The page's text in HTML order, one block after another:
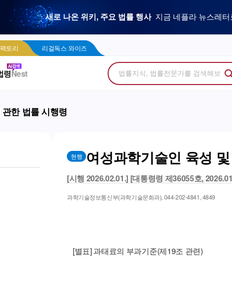
우리 로펌 홈페이지,
콘텐츠 팩토리에서 기고문 1개로 매일
새로 나온 위키, 주요 법률 행사 지금 네플라 뉴스레
LegalDocs
Wise 리걸독스 와이즈프로 사
네플라 광고 문의 법률 소비자에게 지금 당신의
토리 리걸독스 와이즈
령Nest
한 법률 시행령
현행 여성과학기술인 육성
[시행 2026.02.01.] [대통령령 제36055호,
과학기술정보통신부(과학기술문화과), 044-202-4841, 4849
[별표] 과태료의 부과기준(제19조 관련)